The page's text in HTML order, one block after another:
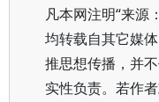
凡本网注明“来源
均转载自其它媒
推思想传播，并
实性负责。若作